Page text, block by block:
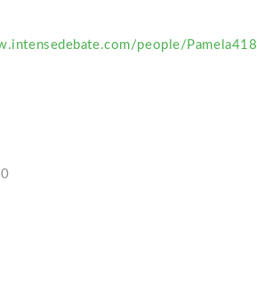
people/Pamela418
0